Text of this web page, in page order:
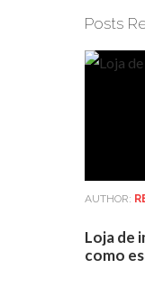
Posts
AUTHOR:
Loja de
como